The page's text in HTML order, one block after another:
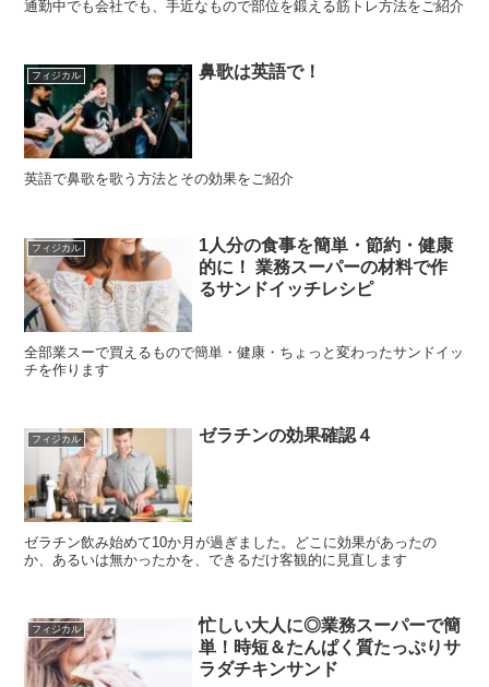
通勤中でも会社でも、手近なもので部位を鍛える筋トレ方法をご紹介
フィジカル 鼻歌は英語で！
英語で鼻歌を歌う方法とその効果をご紹介
フィジカル
1人分の食事を簡単・節約・健康
的に！ 業務スーパーの材料で作
るサンドイッチレシピ
全部業スーで買えるもので簡単・健康・ちょっと変わったサンドイッ
チを作ります
フィジカル ゼラチンの効果確認４
ゼラチン飲み始めて10か月が過ぎました。どこに効果があったの
か、あるいは無かったかを、できるだけ客観的に見直します
フィジカル
忙しい大人に◎業務スーパーで簡
単！時短＆たんぱく質たっぷりサ
ラダチキンサンド